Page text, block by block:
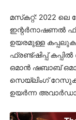
മസ്‌കറ്റ്: 2022
ഇന്റർനാഷണൽ
ഉയരമുള്ള
ഫ്രണ്ട്‌ഷിപ്പ്
ഒമാൻ ഷബാബ്
സെയ്‌ലിംഗ്
ഉയർന്ന